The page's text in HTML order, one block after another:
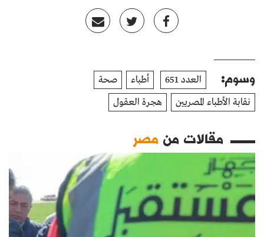
وسوم: العدد 651 أطباء
صحة
نقابة الأطباء المصريين
هجرة العقول
مقالات منمصر